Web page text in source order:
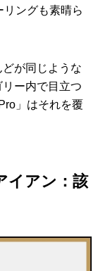
リングも素晴ら
が同じような
ー内で目立つ
」はそれを覆
イアン：該